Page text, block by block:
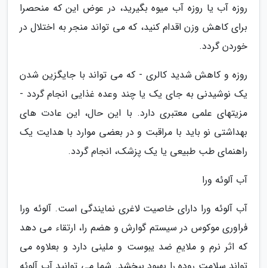
روزه آب یا روزه آب میوه بگیرید، در عوض این که منحصرا
برای کاهش وزن اقدام کنید، که می تواند منجر به اختلال در
خوردن گردد.
روزه و کاهش شدید کالری - که می تواند با جایگزین شدن
یک نوشیدنی به جای یک یا چند وعده غذایی انجام گردد -
مزیتهای علمی معتبری دارد. با این حال، این عادت های
بهداشتی نو باید با مراقبت و در بعضی موارد با هدایت یک
راهنمای طب طبیعی یا یک پزشک، انجام گردد.
آب آلوئه ورا
آب آلوئه ورا دارای خاصیت لاغری نمایندگی است. آلوئه ورا
فراوری موکوس در سیستم گوارش و هضم را، ارتقاء می دهد
که اثر نرم و ملایمِ ضد یبوست و ملینی دارد و بعلاوه می